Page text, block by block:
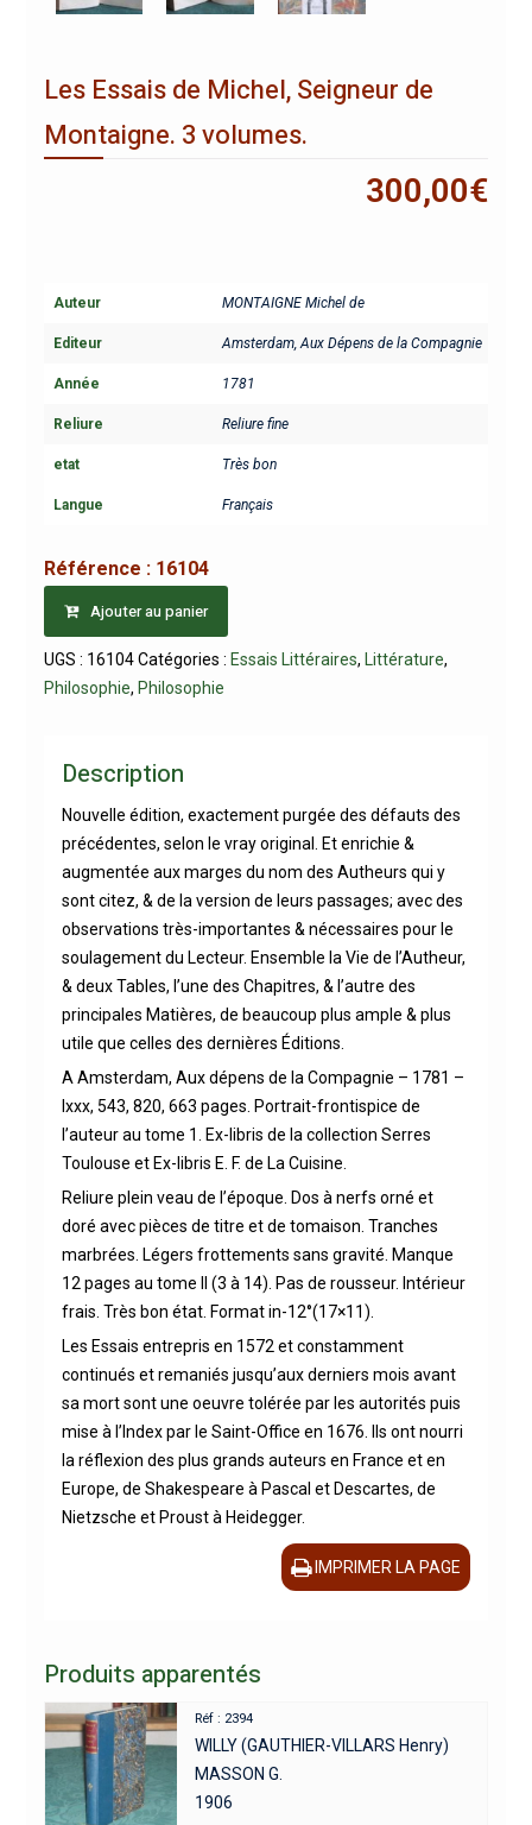
Les Essais de Michel, Seigneur de
Montaigne. 3 volumes.
300,00€
Auteur MONTAIGNE Michel de
Editeur Amsterdam, Aux Dépens de la Compagnie
Année 1781
Reliure Reliure fine
etat Très bon
Langue Français
Référence : 16104
Ajouter au panier
UGS : 16104 Catégories : Essais Littéraires, Littérature,
Philosophie, Philosophie
Description
Nouvelle édition, exactement purgée des défauts des
précédentes, selon le vray original. Et enrichie &
augmentée aux marges du nom des Autheurs qui y
sont citez, & de la version de leurs passages; avec des
observations très-importantes & nécessaires pour le
soulagement du Lecteur. Ensemble la Vie de l’Autheur,
& deux Tables, l’une des Chapitres, & l’autre des
principales Matières, de beaucoup plus ample & plus
utile que celles des dernières Éditions.
A Amsterdam, Aux dépens de la Compagnie – 1781 –
lxxx, 543, 820, 663 pages. Portrait-frontispice de
l’auteur au tome 1. Ex-libris de la collection Serres
Toulouse et Ex-libris E. F. de La Cuisine.
Reliure plein veau de l’époque. Dos à nerfs orné et
doré avec pièces de titre et de tomaison. Tranches
marbrées. Légers frottements sans gravité. Manque
12 pages au tome II (3 à 14). Pas de rousseur. Intérieur
frais. Très bon état. Format in-12°(17×11).
Les Essais entrepris en 1572 et constamment
continués et remaniés jusqu’aux derniers mois avant
sa mort sont une oeuvre tolérée par les autorités puis
mise à l’Index par le Saint-Office en 1676. Ils ont nourri
la réflexion des plus grands auteurs en France et en
Europe, de Shakespeare à Pascal et Descartes, de
Nietzsche et Proust à Heidegger.
IMPRIMER LA PAGE
Produits apparentés
Réf : 2394
WILLY (GAUTHIER-VILLARS Henry)
MASSON G.
1906